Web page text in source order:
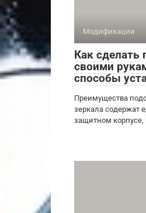
Модификации
Как сделать
своими
способы
Преимущества
зеркала содержат
защитном корпусе,